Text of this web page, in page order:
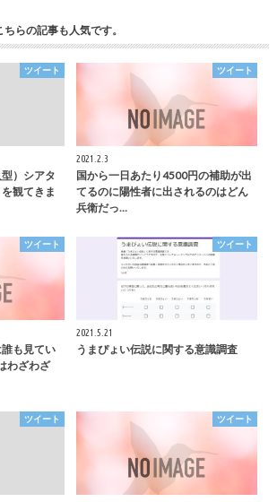
ちらの記事も人気です。
ツイート
）シアタ
観てきま
ツイート
2021.2.3
国から一日あたり4500円の補助が出
てるのに陽性者に出されるのはどん
兵衛だっ…
ツイート
も見てい
わざわざ
ツイート
2021.5.21
うまぴょい伝説に関する意識調査
ツイート ツイート